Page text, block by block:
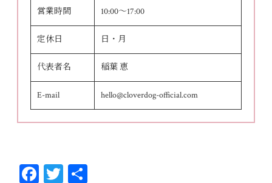
営業時間 10:00～17:00
定休日 日・月
代表者名 稲葉 恵
E-mail hello@cloverdog-official.com
Fa T